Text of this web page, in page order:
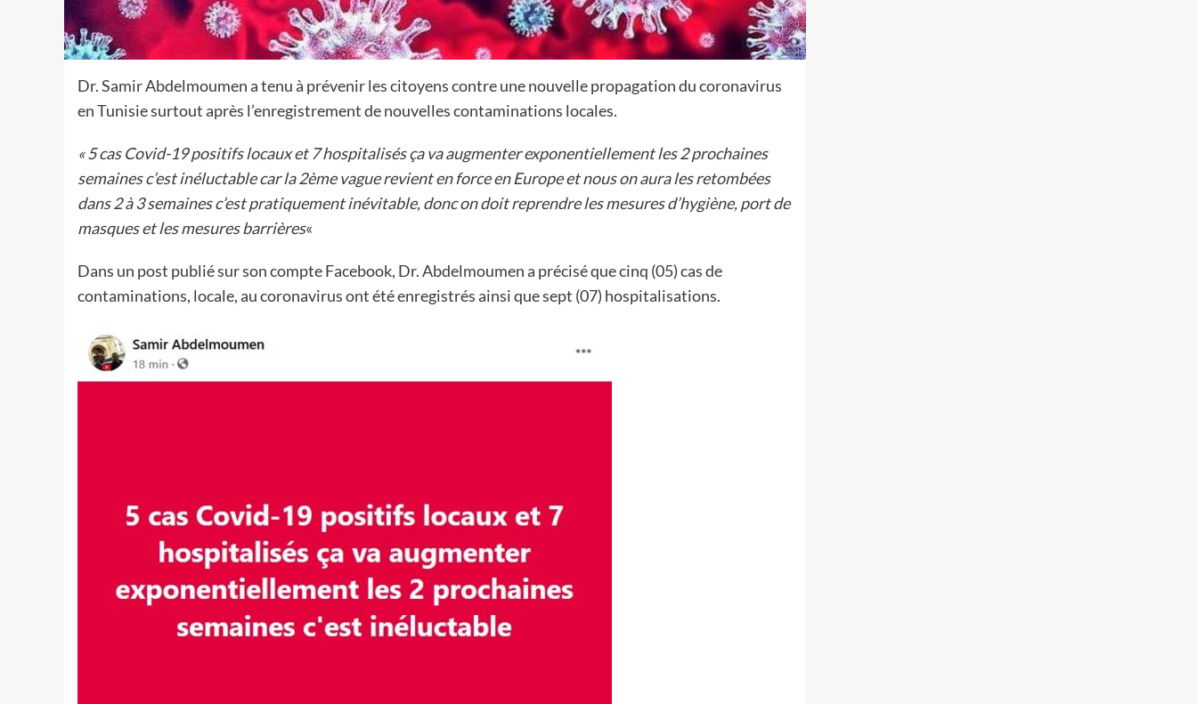
Dr. Samir Abdelmoumen a tenu à prévenir les citoyens contre une nouvelle propagation du coronavirus
en Tunisie surtout après l’enregistrement de nouvelles contaminations locales.
« 5 cas Covid-19 positifs locaux et 7 hospitalisés ça va augmenter exponentiellement les 2 prochaines
semaines c’est inéluctable car la 2ème vague revient en force en Europe et nous on aura les retombées
dans 2 à 3 semaines c’est pratiquement inévitable, donc on doit reprendre les mesures d’hygiène, port de
masques et les mesures barrières«
Dans un post publié sur son compte Facebook, Dr. Abdelmoumen a précisé que cinq (05) cas de
contaminations, locale, au coronavirus ont été enregistrés ainsi que sept (07) hospitalisations.